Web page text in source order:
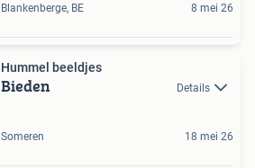
Blankenberge, BE 8 mei 26
Hummel beeldjes
Bieden Details
Someren 18 mei 26